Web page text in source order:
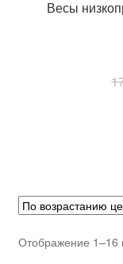
Весы
Отображение 1–16